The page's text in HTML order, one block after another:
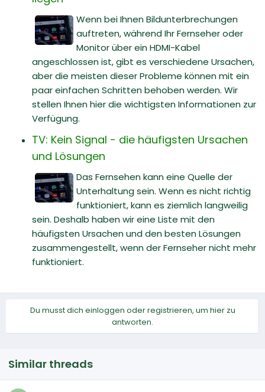
Wenn bei Ihnen Bildunterbrechungen
auftreten, während Ihr Fernseher oder
Monitor über ein HDMI-Kabel
angeschlossen ist, gibt es verschiedene Ursachen,
aber die meisten dieser Probleme können mit ein
paar einfachen Schritten behoben werden. Wir
stellen Ihnen hier die wichtigsten Informationen zur
Verfügung.
TV: Kein Signal - die häufigsten Ursachen
und Lösungen
Das Fernsehen kann eine Quelle der
Unterhaltung sein. Wenn es nicht richtig
funktioniert, kann es ziemlich langweilig
sein. Deshalb haben wir eine Liste mit den
häufigsten Ursachen und den besten Lösungen
zusammengestellt, wenn der Fernseher nicht mehr
funktioniert.
Du musst dich einloggen oder registrieren, um hier zu
antworten.
Similar threads